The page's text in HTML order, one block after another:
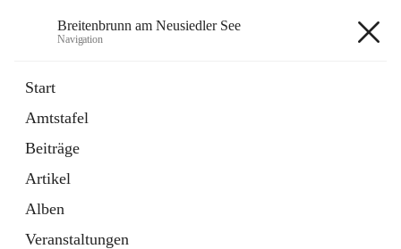
Breitenbrunn am Neusiedler See
Navigation
Start
Amtstafel
Beiträge
Artikel
Alben
Veranstaltungen
18 Schnellzugriffe
Gemeindeservice